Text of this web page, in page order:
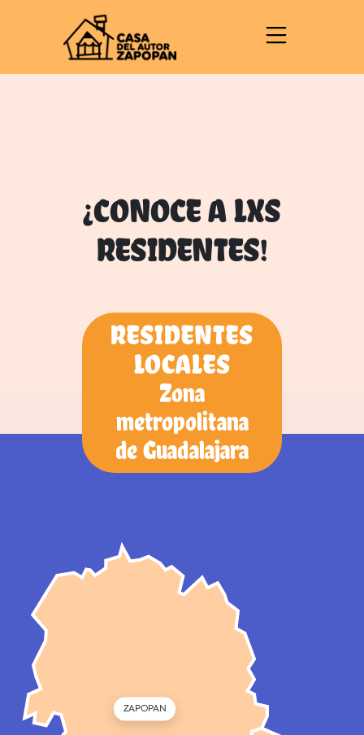
¡CONOCE A LXS
RESIDENTES!
RESIDENTES
LOCALES
Zona
metropolitana
de Guadalajara
ZAPOPAN